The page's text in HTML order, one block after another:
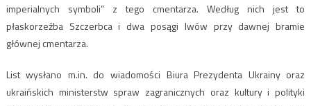
imperialnych symboli” z tego cmentarza. Według nich jest to
płaskorzeźba Szczerbca i dwa posągi lwów przy dawnej bramie
głównej cmentarza.
List wysłano m.in. do wiadomości Biura Prezydenta Ukrainy oraz
ukraińskich ministerstw spraw zagranicznych oraz kultury i polityki